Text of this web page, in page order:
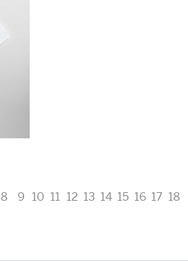
8 9 10 11 12 13 14 15 16 17 18